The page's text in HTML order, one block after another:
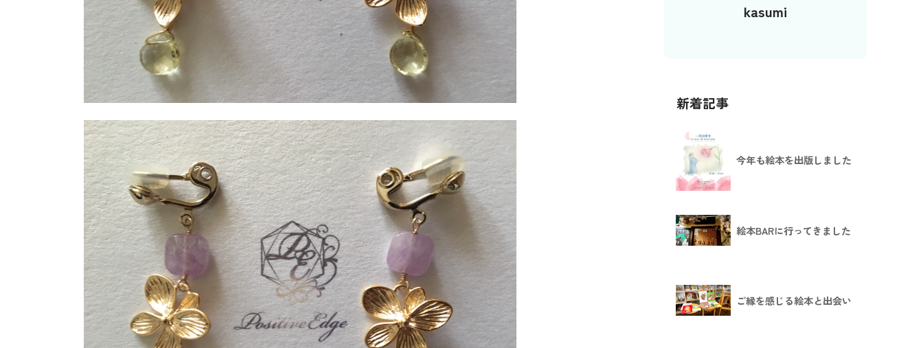
kasumi
新着記事
今年も絵本を出版しました
絵本BARに行ってきました
ご縁を感じる絵本と出会い